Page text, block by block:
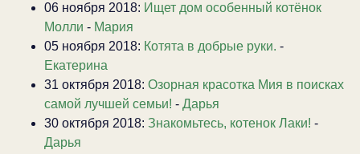
06 ноября 2018: Ищет дом особенный котёнок
Молли - Мария
05 ноября 2018: Котята в добрые руки. -
Екатерина
31 октября 2018: Озорная красотка Мия в поисках
самой лучшей семьи! - Дарья
30 октября 2018: Знакомьтесь, котенок Лаки! -
Дарья